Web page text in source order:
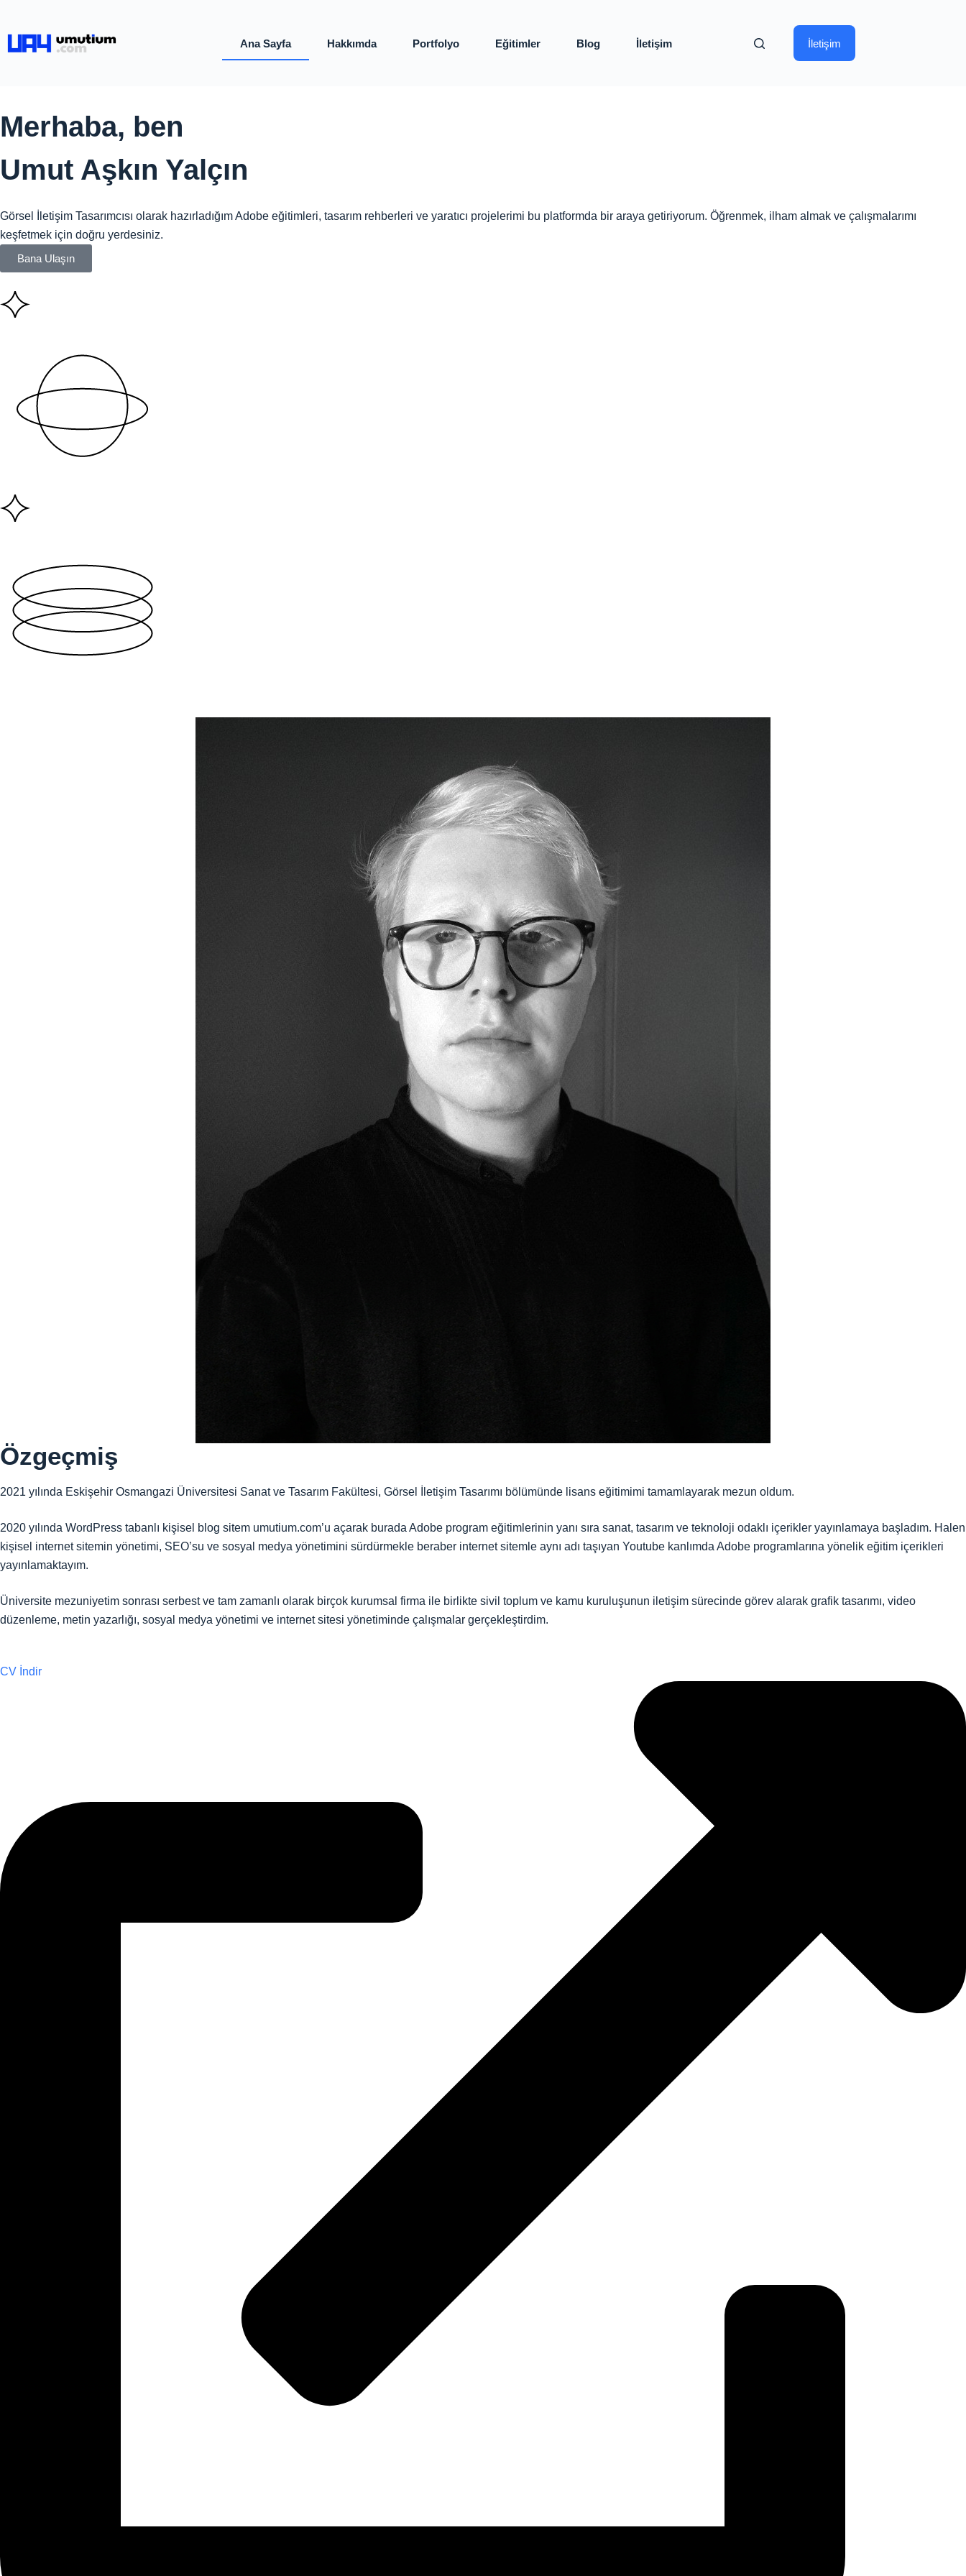
Ana Sayfa Hakkımda Portfolyo Eğitimler Blog İletişim İletişim
Merhaba, ben
Umut Aşkın Yalçın
Görsel İletişim Tasarımcısı olarak hazırladığım Adobe eğitimleri, tasarım rehberleri ve yaratıcı projelerimi bu platformda bir araya getiriyorum. Öğrenmek, ilham almak ve çalışmalarımı
keşfetmek için doğru yerdesiniz.
Bana Ulaşın
Özgeçmiş
2021 yılında Eskişehir Osmangazi Üniversitesi Sanat ve Tasarım Fakültesi, Görsel İletişim Tasarımı bölümünde lisans eğitimimi tamamlayarak mezun oldum.
2020 yılında WordPress tabanlı kişisel blog sitem umutium.com’u açarak burada Adobe program eğitimlerinin yanı sıra sanat, tasarım ve teknoloji odaklı içerikler yayınlamaya başladım. Halen
kişisel internet sitemin yönetimi, SEO’su ve sosyal medya yönetimini sürdürmekle beraber internet sitemle aynı adı taşıyan Youtube kanlımda Adobe programlarına yönelik eğitim içerikleri
yayınlamaktayım.
Üniversite mezuniyetim sonrası serbest ve tam zamanlı olarak birçok kurumsal firma ile birlikte sivil toplum ve kamu kuruluşunun iletişim sürecinde görev alarak grafik tasarımı, video
düzenleme, metin yazarlığı, sosyal medya yönetimi ve internet sitesi yönetiminde çalışmalar gerçekleştirdim.
CV İndir